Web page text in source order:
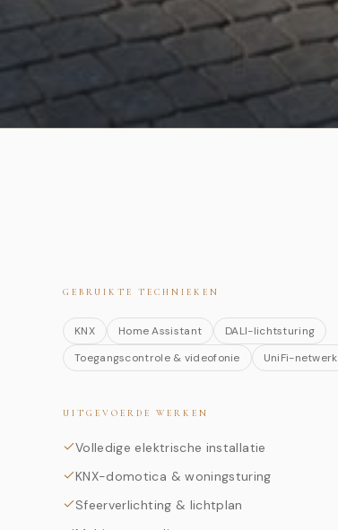
GEBRUIKTE TECHNIEKEN
KNX Home Assistant
DALI-lichtsturing
Toegangscontrole & videofonie
UniFi-netwerk
UITGEVOERDE WERKEN
Volledige elektrische installatie
KNX-domotica & woningsturing
Sfeerverlichting & lichtplan